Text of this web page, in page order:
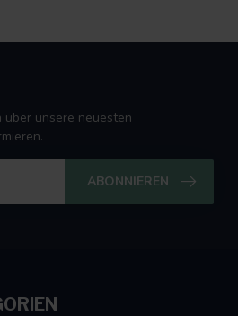
unsere neuesten
ABONNIEREN